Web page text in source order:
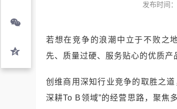
发布时间
若想在竞争的浪潮中立于不败之
先、质量过硬、服务贴心的优质产
创维商用深知行业竞争的取胜之
深耕To B领域”的经营思路，聚焦